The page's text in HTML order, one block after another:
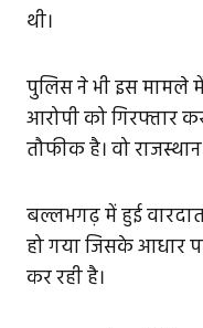
थी।
पुलिस ने भी इस मामले
आरोपी को गिरफ्तार
तौफीक है। वो
बल्लभगढ़ में हुई वारदात
हो गया जिसके आधार
कर रही है।